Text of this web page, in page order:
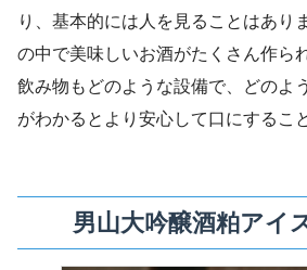
り、基本的には人を見ることはあり
の中で美味しいお酒がたくさん作ら
飲み物もどのような設備で、どのよ
がわかるとより安心して口にするこ
男山大吟醸酒粕アイ